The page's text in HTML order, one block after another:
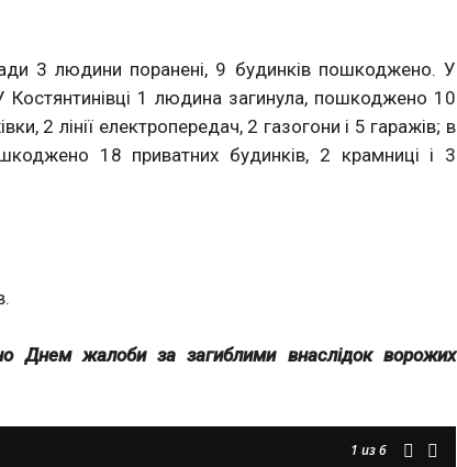
3 людини поранені, 9 будинків пошкоджено. У
1 людина загинула, пошкоджено 10
2 лінії електропередач, 2 газогони і 5 гаражів; в
18 приватних будинків, 2 крамниці і 3
Днем жалоби за загиблими внаслідок ворожих
1 из 6